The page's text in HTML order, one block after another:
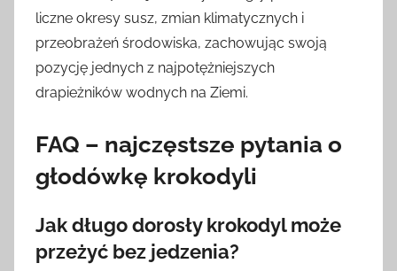
liczne okresy susz, zmian klimatycznych i
przeobrażeń środowiska, zachowując swoją
pozycję jednych z najpotężniejszych
drapieżników wodnych na Ziemi.
FAQ – najczęstsze pytania o
głodówkę krokodyli
Jak długo dorosły krokodyl może
przeżyć bez jedzenia?